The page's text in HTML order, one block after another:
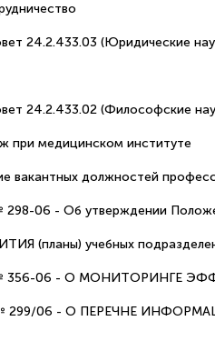
24.2.433.03 (Юридические
24.2.433.02 (Философские
при медицинском институте
вакантных должностей
06 - Об утверждении
(планы) учебных
356-06 - О МОНИТОРИНГЕ
299/06 - О ПЕРЕЧНЕ